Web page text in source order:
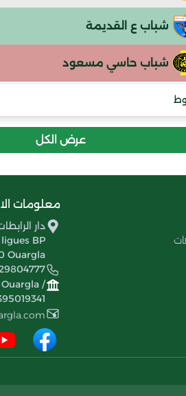
شباب ع القديمة
شباب حاسي مسعود
عرض الكل
معلومات
دار
BP
Ouargla
/